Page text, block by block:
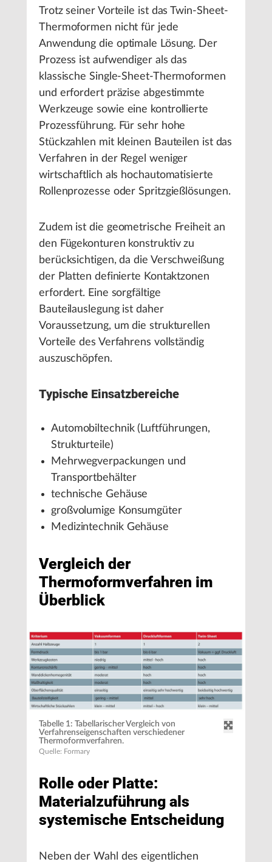
Trotz seiner Vorteile ist das Twin-Sheet-
Thermoformen nicht für jede
Anwendung die optimale Lösung. Der
Prozess ist aufwendiger als das
klassische Single-Sheet-Thermoformen
und erfordert präzise abgestimmte
Werkzeuge sowie eine kontrollierte
Prozessführung. Für sehr hohe
Stückzahlen mit kleinen Bauteilen ist das
Verfahren in der Regel weniger
wirtschaftlich als hochautomatisierte
Rollenprozesse oder Spritzgießlösungen.
Zudem ist die geometrische Freiheit an
den Fügekonturen konstruktiv zu
berücksichtigen, da die Verschweißung
der Platten definierte Kontaktzonen
erfordert. Eine sorgfältige
Bauteilauslegung ist daher
Voraussetzung, um die strukturellen
Vorteile des Verfahrens vollständig
auszuschöpfen.
Typische Einsatzbereiche
Automobiltechnik (Luftführungen,
Strukturteile)
Mehrwegverpackungen und
Transportbehälter
technische Gehäuse
großvolumige Konsumgüter
Medizintechnik Gehäuse
Vergleich der
Thermoformverfahren im
Überblick
Tabelle 1: Tabellarischer Vergleich von
Verfahrenseigenschaften verschiedener
Thermoformverfahren.
Quelle: Formary
Rolle oder Platte:
Materialzuführung als
systemische Entscheidung
Neben der Wahl des eigentlichen